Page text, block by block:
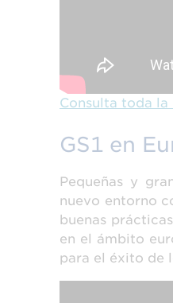
Consulta toda la
GS1 en
Pequeñas y
nuevo entorno
buenas
en el ámbito
para el éxito de